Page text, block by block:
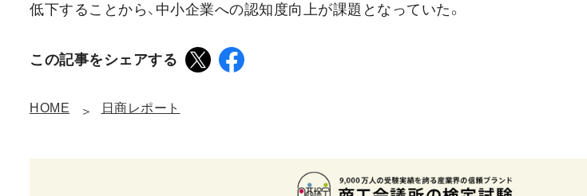
低下することから、中小企業への認知度向上が課題となっていた。
この記事をシェアする
HOME 日商レポート